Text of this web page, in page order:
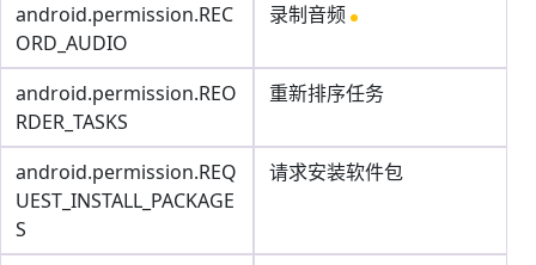
android.permission.REC
ORD_AUDIO
录制音频
android.permission.REO
RDER_TASKS
重新排序任务
android.permission.REQ
UEST_INSTALL_PACKAGE
S
请求安装软件包